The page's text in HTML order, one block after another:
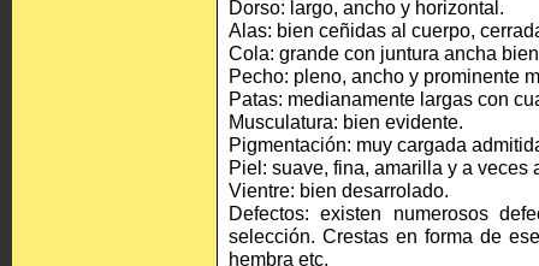
Dorso: largo, ancho y horizontal.
Alas: bien ceñidas al cuerpo,
Cola: grande con juntura ancha
Pecho: pleno, ancho y prominente
Patas: medianamente largas con
Musculatura: bien evidente.
Pigmentación: muy cargada
Piel: suave, fina, amarilla y a veces
Vientre: bien desarrolado.
Defectos: existen numerosos
selección. Crestas en forma de
hembra etc.